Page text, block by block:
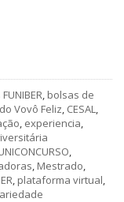
, bolsas de
Vovô Feliz, CESAL,
, experiencia,
,
, Mestrado,
, plataforma virtual,